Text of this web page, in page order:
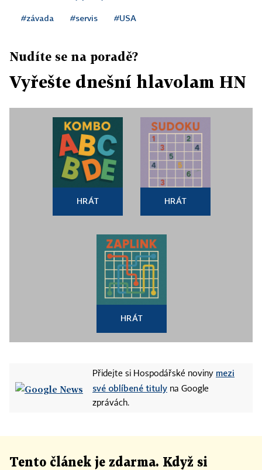
#závada #servis #USA
Nudíte se na poradě?
Vyřešte dnešní hlavolam HN
HRÁT HRÁT
HRÁT
Přidejte si Hospodářské noviny mezi
své oblíbené tituly na Google
zprávách.
Tento článek je zdarma. Když si